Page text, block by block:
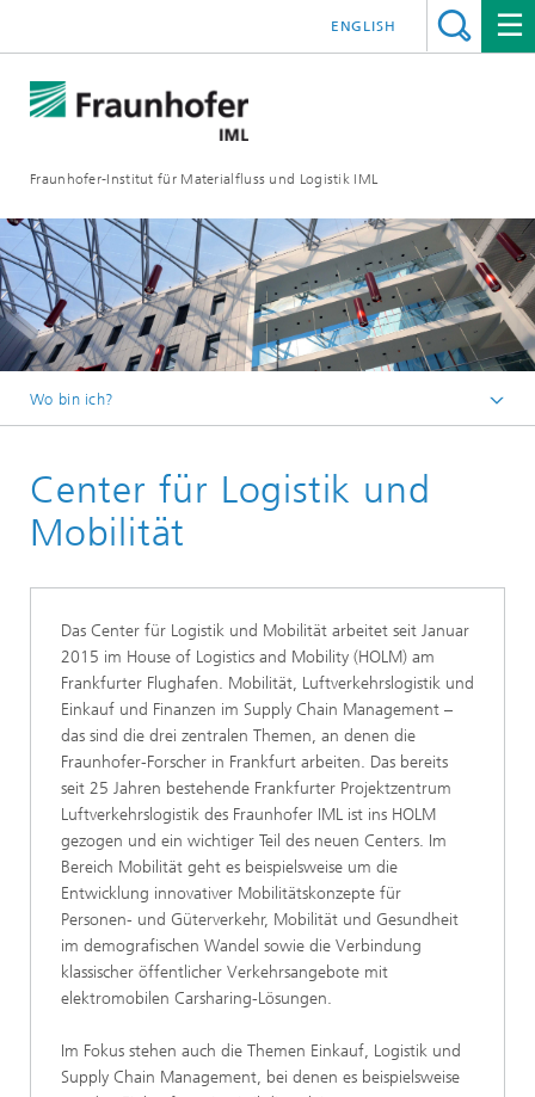
Fraunhofer-Institut für Materialfluss und Logistik IML
ENGLISH
Wo bin ich?
Abteilungen
Zentren und Initiativen
Center für Logistik und
Mobilität
Das Center für Logistik und Mobilität arbeitet seit Januar
2015 im House of Logistics and Mobility (HOLM) am
Frankfurter Flughafen. Mobilität, Luftverkehrslogistik und
Einkauf und Finanzen im Supply Chain Management –
das sind die drei zentralen Themen, an denen die
Fraunhofer-Forscher in Frankfurt arbeiten. Das bereits
seit 25 Jahren bestehende Frankfurter Projektzentrum
Luftverkehrslogistik des Fraunhofer IML ist ins HOLM
gezogen und ein wichtiger Teil des neuen Centers. Im
Bereich Mobilität geht es beispielsweise um die
Entwicklung innovativer Mobilitätskonzepte für
Personen- und Güterverkehr, Mobilität und Gesundheit
im demografischen Wandel sowie die Verbindung
klassischer öffentlicher Verkehrsangebote mit
elektromobilen Carsharing-Lösungen.
Im Fokus stehen auch die Themen Einkauf, Logistik und
Supply Chain Management, bei denen es beispielsweise